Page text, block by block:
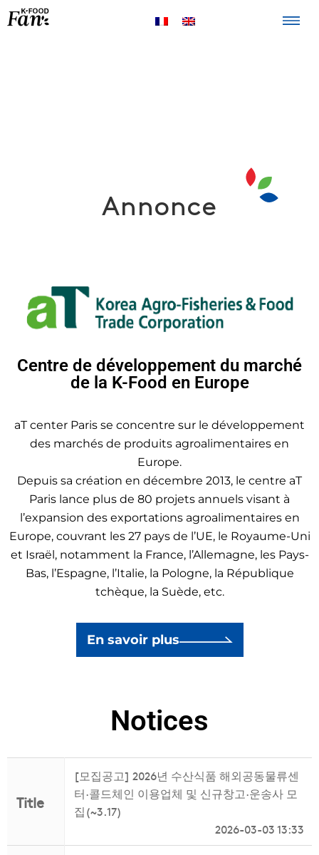
Annonce
Centre de développement du marché
de la K-Food en Europe
aT center Paris se concentre sur le développement
des marchés de produits agroalimentaires en
Europe.
Depuis sa création en décembre 2013, le centre aT
Paris lance plus de 80 projets annuels visant à
l’expansion des exportations agroalimentaires en
Europe, couvrant les 27 pays de l’UE, le Royaume-Uni
et Israël, notamment la France, l’Allemagne, les Pays-
Bas, l’Espagne, l’Italie, la Pologne, la République
tchèque, la Suède, etc.
En savoir plus
Notices
Title
[모집공고] 2026년 수산식품 해외공동물류센
터·콜드체인 이용업체 및 신규창고·운송사 모
집(~3.17)
2026-03-03 13:33